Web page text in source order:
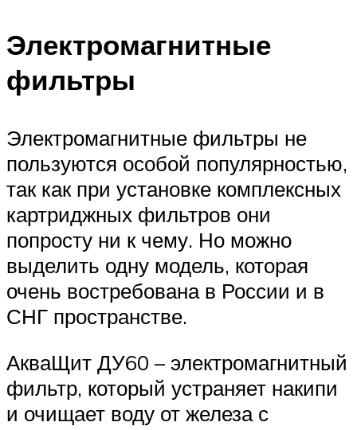
Электромагнитные
фильтры
Электромагнитные фильтры не
пользуются особой популярностью,
так как при установке комплексных
картриджных фильтров они
попросту ни к чему. Но можно
выделить одну модель, которая
очень востребована в России и в
СНГ пространстве.
АкваЩит ДУ60 – электромагнитный
фильтр, который устраняет накипи
и очищает воду от железа с